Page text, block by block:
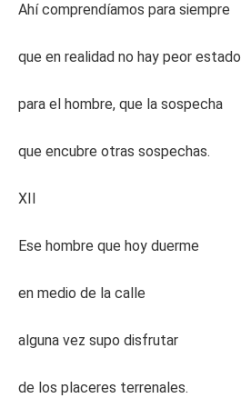
Ahí comprendíamos para siempre
que en realidad no hay peor estado
para el hombre, que la sospecha
que encubre otras sospechas.
XII
Ese hombre que hoy duerme
en medio de la calle
alguna vez supo disfrutar
de los placeres terrenales.